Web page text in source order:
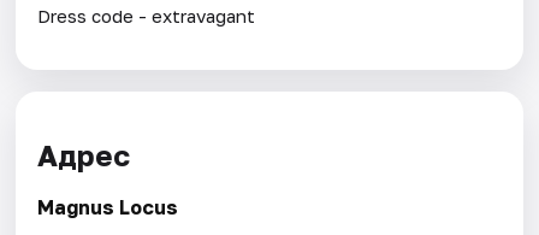
Dress code - extravagant
Адрес
Magnus Locus